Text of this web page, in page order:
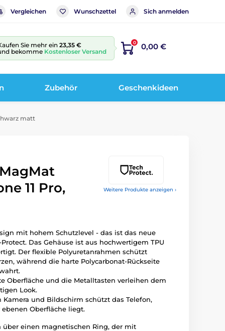
Vergleichen Wunschzettel Sich anmelden
Sie mehr ein 23,35 €
bekomme Kostenloser Versand
0 0,00 €
Zubehör Geschenkideen
matt
Weitere Produkte anzeigen ›
11 Pro,
mit hohem Schutzlevel - das ist das neue
Das Gehäuse ist aus hochwertigem TPU
Der flexible Polyuretanrahmen schützt
während die harte Polycarbonat-Rückseite
Oberfläche und die Metalltasten verleihen dem
Look.
und Bildschirm schützt das Telefon,
Oberfläche liegt.
über einen magnetischen Ring, der mit